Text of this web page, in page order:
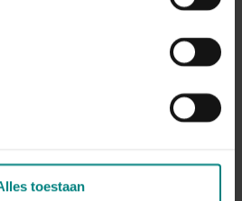
toestaan
Gerhardus Cornelis
Albertus Wilhelmus